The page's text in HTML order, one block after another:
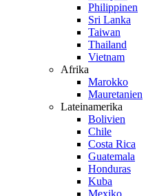
Philippinen
Sri Lanka
Taiwan
Thailand
Vietnam
Afrika
Marokko
Mauretanien
Lateinamerika
Bolivien
Chile
Costa Rica
Guatemala
Honduras
Kuba
Mexiko